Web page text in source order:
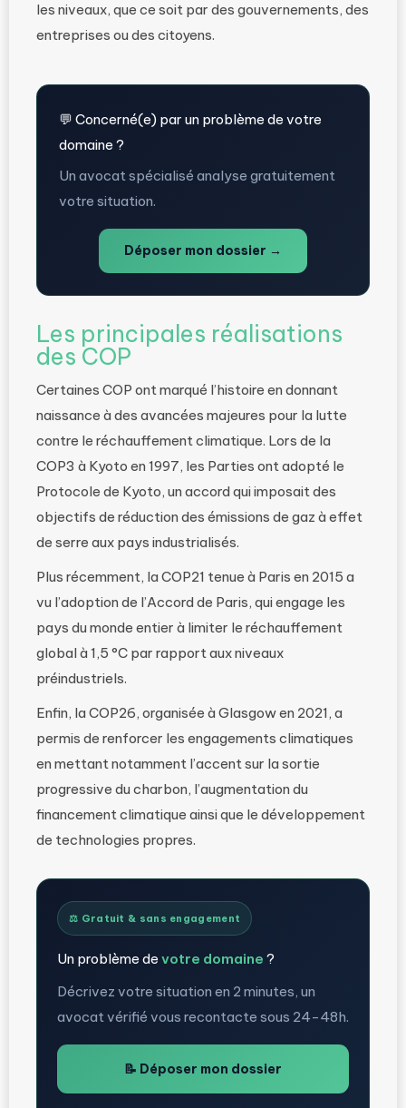
les niveaux, que ce soit par des gouvernements, des
entreprises ou des citoyens.
💬 Concerné(e) par un problème de votre
domaine ?
Un avocat spécialisé analyse gratuitement
votre situation.
Déposer mon dossier →
Les principales réalisations
des COP
Certaines COP ont marqué l’histoire en donnant
naissance à des avancées majeures pour la lutte
contre le réchauffement climatique. Lors de la
COP3 à Kyoto en 1997, les Parties ont adopté le
Protocole de Kyoto, un accord qui imposait des
objectifs de réduction des émissions de gaz à effet
de serre aux pays industrialisés.
Plus récemment, la COP21 tenue à Paris en 2015 a
vu l’adoption de l’Accord de Paris, qui engage les
pays du monde entier à limiter le réchauffement
global à 1,5 °C par rapport aux niveaux
préindustriels.
Enfin, la COP26, organisée à Glasgow en 2021, a
permis de renforcer les engagements climatiques
en mettant notamment l’accent sur la sortie
progressive du charbon, l’augmentation du
financement climatique ainsi que le développement
de technologies propres.
⚖️ Gratuit & sans engagement
Un problème de votre domaine ?
Décrivez votre situation en 2 minutes, un
avocat vérifié vous recontacte sous 24-48h.
📝 Déposer mon dossier